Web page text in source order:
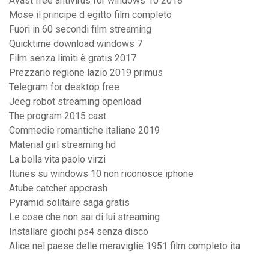
Mose il principe d egitto film completo
Fuori in 60 secondi film streaming
Quicktime download windows 7
Film senza limiti è gratis 2017
Prezzario regione lazio 2019 primus
Telegram for desktop free
Jeeg robot streaming openload
The program 2015 cast
Commedie romantiche italiane 2019
Material girl streaming hd
La bella vita paolo virzi
Itunes su windows 10 non riconosce iphone
Atube catcher appcrash
Pyramid solitaire saga gratis
Le cose che non sai di lui streaming
Installare giochi ps4 senza disco
Alice nel paese delle meraviglie 1951 film completo ita